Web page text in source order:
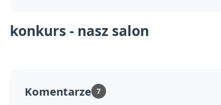
konkurs - nasz salon
Komentarze 7